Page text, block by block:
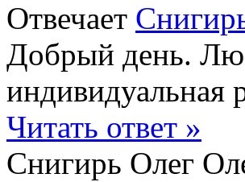
Отвечает
Добрый день.
индивидуальная
Читать ответ »
Снигирь Олег